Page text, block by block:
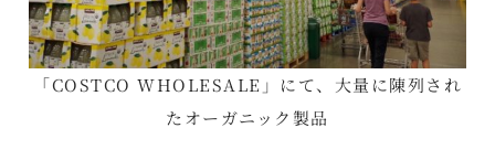
「COSTCO WHOLESALE」にて、大量に陳列され
たオーガニック製品